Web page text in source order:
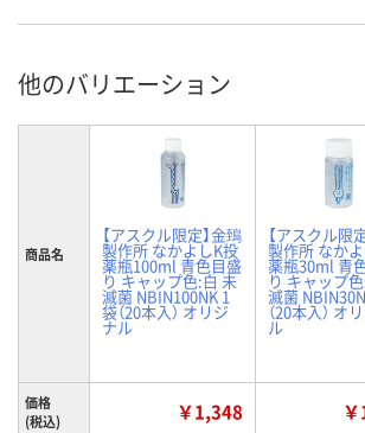
他のバリエーション
商品名
【アスクル限定】金鵄
製作所 なかよしK投
薬瓶100ml 青色目盛
り キャップ色:白 未
滅菌 NBIN100NK 1
袋（20本入） オリジ
ナル
【アスクル限
製作所 なか
薬瓶30ml 青
り キャップ
滅菌
（20本入） オ
ル
価格
(税込)
￥1,348